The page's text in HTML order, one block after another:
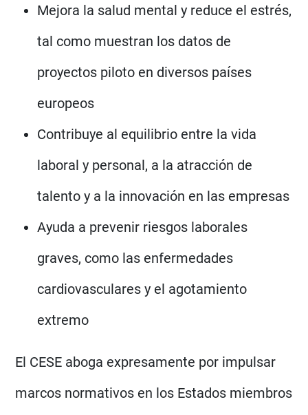
Mejora la salud mental y reduce el estrés,
tal como muestran los datos de
proyectos piloto en diversos países
europeos
Contribuye al equilibrio entre la vida
laboral y personal, a la atracción de
talento y a la innovación en las empresas
Ayuda a prevenir riesgos laborales
graves, como las enfermedades
cardiovasculares y el agotamiento
extremo
El CESE aboga expresamente por impulsar
marcos normativos en los Estados miembros